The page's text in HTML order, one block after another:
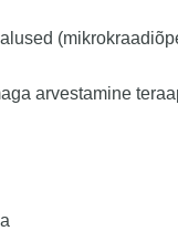
arvestamine